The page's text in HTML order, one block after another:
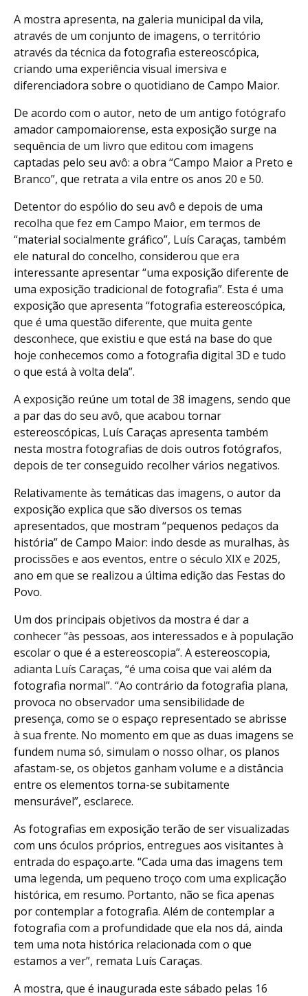
A mostra apresenta, na galeria municipal da vila,
através de um conjunto de imagens, o território
através da técnica da fotografia estereoscópica,
criando uma experiência visual imersiva e
diferenciadora sobre o quotidiano de Campo Maior.
De acordo com o autor, neto de um antigo fotógrafo
amador campomaiorense, esta exposição surge na
sequência de um livro que editou com imagens
captadas pelo seu avô: a obra “Campo Maior a Preto e
Branco”, que retrata a vila entre os anos 20 e 50.
Detentor do espólio do seu avô e depois de uma
recolha que fez em Campo Maior, em termos de
“material socialmente gráfico”, Luís Caraças, também
ele natural do concelho, considerou que era
interessante apresentar “uma exposição diferente de
uma exposição tradicional de fotografia”. Esta é uma
exposição que apresenta “fotografia estereoscópica,
que é uma questão diferente, que muita gente
desconhece, que existiu e que está na base do que
hoje conhecemos como a fotografia digital 3D e tudo
o que está à volta dela”.
A exposição reúne um total de 38 imagens, sendo que
a par das do seu avô, que acabou tornar
estereoscópicas, Luís Caraças apresenta também
nesta mostra fotografias de dois outros fotógrafos,
depois de ter conseguido recolher vários negativos.
Relativamente às temáticas das imagens, o autor da
exposição explica que são diversos os temas
apresentados, que mostram “pequenos pedaços da
história” de Campo Maior: indo desde as muralhas, às
procissões e aos eventos, entre o século XIX e 2025,
ano em que se realizou a última edição das Festas do
Povo.
Um dos principais objetivos da mostra é dar a
conhecer “às pessoas, aos interessados e à população
escolar o que é a estereoscopia”. A estereoscopia,
adianta Luís Caraças, “é uma coisa que vai além da
fotografia normal”. “Ao contrário da fotografia plana,
provoca no observador uma sensibilidade de
presença, como se o espaço representado se abrisse
à sua frente. No momento em que as duas imagens se
fundem numa só, simulam o nosso olhar, os planos
afastam-se, os objetos ganham volume e a distância
entre os elementos torna-se subitamente
mensurável”, esclarece.
As fotografias em exposição terão de ser visualizadas
com uns óculos próprios, entregues aos visitantes à
entrada do espaço.arte. “Cada uma das imagens tem
uma legenda, um pequeno troço com uma explicação
histórica, em resumo. Portanto, não se fica apenas
por contemplar a fotografia. Além de contemplar a
fotografia com a profundidade que ela nos dá, ainda
tem uma nota histórica relacionada com o que
estamos a ver”, remata Luís Caraças.
A mostra, que é inaugurada este sábado pelas 16